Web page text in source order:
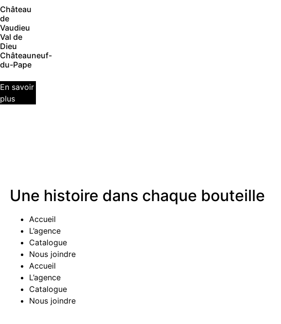
Château
de
Vaudieu
Val de
Dieu
Châteauneuf-
du-Pape
En savoir
plus
Une histoire dans chaque bouteille
Accueil
L’agence
Catalogue
Nous joindre
Accueil
L’agence
Catalogue
Nous joindre